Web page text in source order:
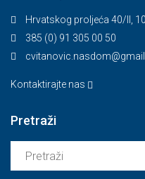
Hrvatskog proljeća 40/II,
385 (0) 91 305 00 50
Kontaktirajte nas
Pretraži